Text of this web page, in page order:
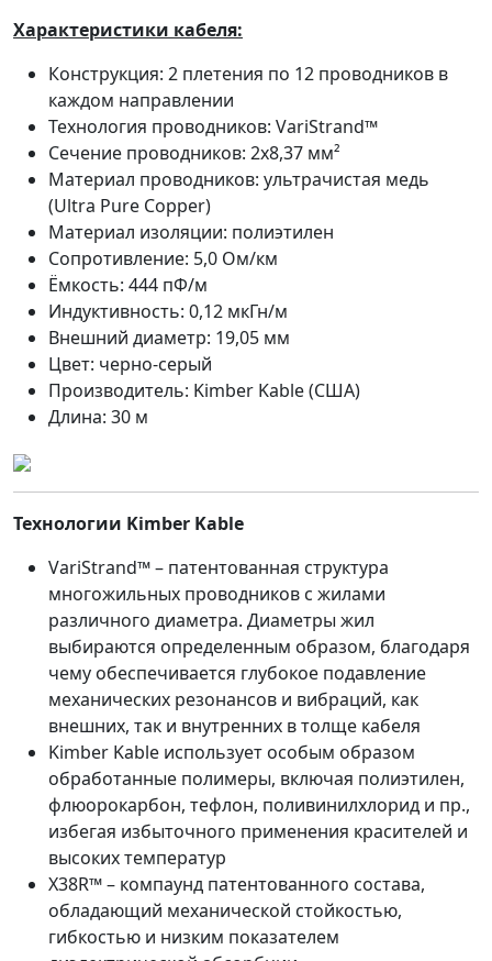
Характеристики кабеля:
Конструкция: 2 плетения по 12 проводников в
каждом направлении
Технология проводников: VariStrand™
Сечение проводников: 2х8,37 мм²
Материал проводников: ультрачистая медь
(Ultra Pure Copper)
Материал изоляции: полиэтилен
Сопротивление: 5,0 Ом/км
Ёмкость: 444 пФ/м
Индуктивность: 0,12 мкГн/м
Внешний диаметр: 19,05 мм
Цвет: черно-серый
Производитель: Kimber Kable (США)
Длина: 30 м
Технологии Kimber Kable
VariStrand™ – патентованная структура
многожильных проводников с жилами
различного диаметра. Диаметры жил
выбираются определенным образом, благодаря
чему обеспечивается глубокое подавление
механических резонансов и вибраций, как
внешних, так и внутренних в толще кабеля
Kimber Kable использует особым образом
обработанные полимеры, включая полиэтилен,
флюорокарбон, тефлон, поливинилхлорид и пр.,
избегая избыточного применения красителей и
высоких температур
X38R™ – компаунд патентованного состава,
обладающий механической стойкостью,
гибкостью и низким показателем